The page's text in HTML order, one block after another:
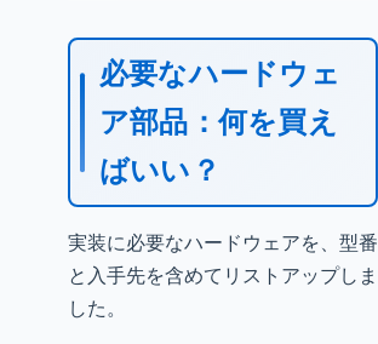
必要なハードウェ
ア部品：何を買え
ばいい？
実装に必要なハードウェアを、型番
と入手先を含めてリストアップしま
した。